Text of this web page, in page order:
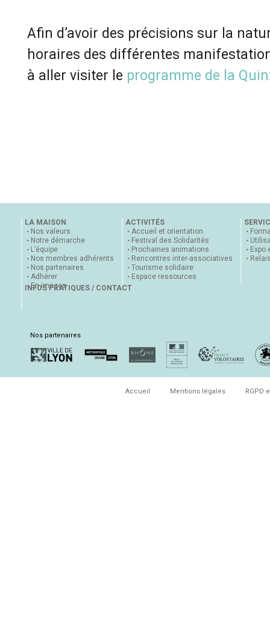
Afin d’avoir des précisions sur la
horaires des différentes
à aller visiter le programme de la
LA MAISON
Nos valeurs
Notre démarche
L’équipe
Nos membres adhérents
Nos partenaires
Adhérer
En images
ACTIVITÉS
Accueil et orientation
Festival des Solidarités
Prochaines animations
Rencontres inter-associatives
Tourisme solidaire
Espace ressources
Expo
INFOS PRATIQUES / CONTACT
Nos partenaires
Accueil Mentions légales RGPD